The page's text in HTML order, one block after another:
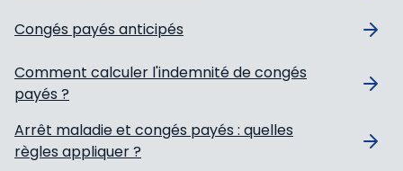
Congés payés anticipés
Comment calculer l'indemnité de congés
payés ?
Arrêt maladie et congés payés : quelles
règles appliquer ?